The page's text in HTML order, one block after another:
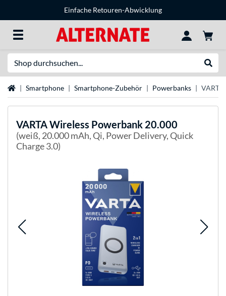
Einfache Retouren-Abwicklung
StartseiteSmartphone Smartphone-Zubehör Powerbanks
VARTAWireless Powerbank 20.000
(weiß, 20.000 mAh, Qi, Power Delivery, Quick
Charge 3.0)